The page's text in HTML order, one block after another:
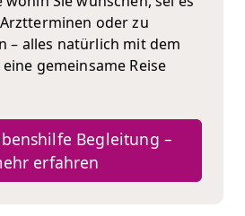
oder zu
– alles natürlich mit dem
gemeinsame Reise
Begleitung –
erfahren